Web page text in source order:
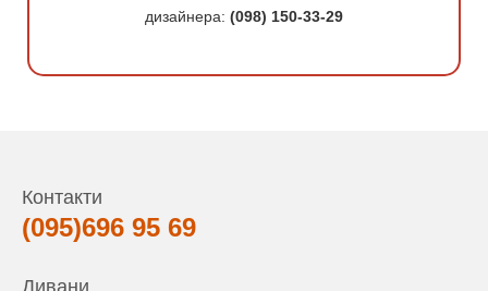
дизайнера: (098) 150-33-29
Контакти
(095)696 95 69
Дивани